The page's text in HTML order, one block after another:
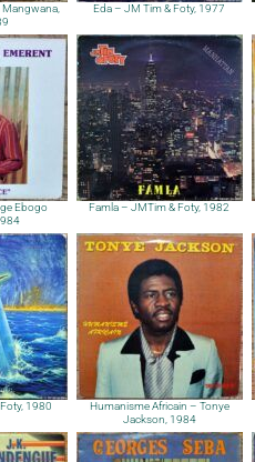
Eda – JM Tim & Foty, 1977
Ebogo
Famla – JMTim & Foty, 1982
1980
Humanisme Africain – Tonye
Jackson, 1984